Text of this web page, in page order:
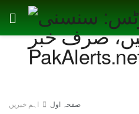
صفحہ اول اہم خبریں